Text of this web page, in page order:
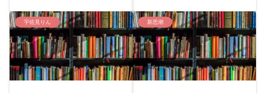
は伊坂幸太郎が社会問題に切
り込んだ本屋大賞ノミネート
作品「フーガはユーガ」をご
紹介いたします。story常盤優
我は仙台市内のファミレス
で...
宇佐見りん 新思潮